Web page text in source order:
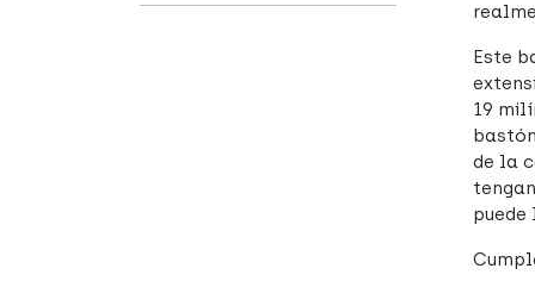
Este
19
de la
puede